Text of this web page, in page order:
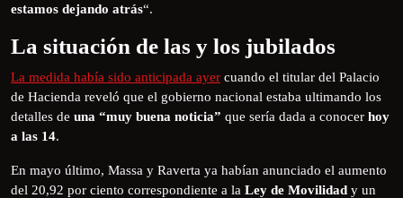
estamos dejando atrás“.
La situación de las y los jubilados
La medida había sido anticipada ayer cuando el titular del Palacio
de Hacienda reveló que el gobierno nacional estaba ultimando los
detalles de una “muy buena noticia” que sería dada a conocer hoy
a las 14.
En mayo último, Massa y Raverta ya habían anunciado el aumento
del 20,92 por ciento correspondiente a la Ley de Movilidad y un